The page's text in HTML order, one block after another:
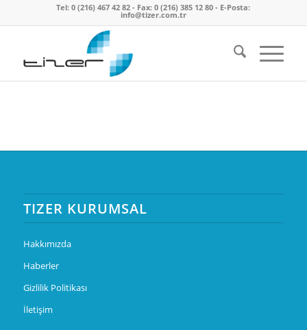
Tel: 0 (216) 467 42 82 - Fax: 0 (216) 385 12 80 - E-Posta:
info@tizer.com.tr
TIZER KURUMSAL
Hakkımızda
Haberler
Gizlilik Politikası
İletişim